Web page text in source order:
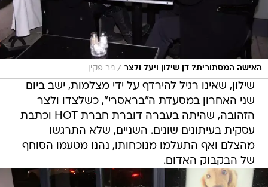
האישה המסתורית? דן שילון ויעל ולצר / ניר פקין
שילון, שאינו רגיל להירדף על ידי מצלמות, ישב ביום
שני האחרון במסעדת ה"בראסרי", כשלצדו ולצר
הזהובה, שהיתה בעברה דוברת חברת HOT וכתבת
עסקית בעיתונים שונים. השניים, שלא התרגשו
מהצלם ואף התעלמו מנוכחותו, נהנו מטעמו הסוחף
של הבקבוק האדום.